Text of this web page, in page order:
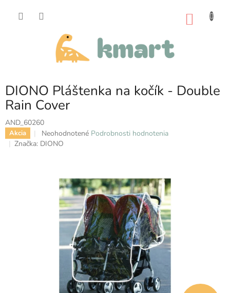
DIONO Pláštenka na kočík - Double
Rain Cover
AND_60260
Akcia
Priemerné
hodnotenie
hviezdičiek.
Neohodnotené Podrobnosti hodnotenia
Značka: DIONO